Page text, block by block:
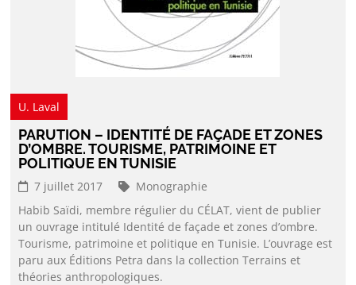
U. Laval
PARUTION – IDENTITÉ DE FAÇADE ET ZONES
D’OMBRE. TOURISME, PATRIMOINE ET
POLITIQUE EN TUNISIE
7 juillet 2017
Monographie
Habib Saïdi, membre régulier du CÉLAT, vient de publier
un ouvrage intitulé Identité de façade et zones d’ombre.
Tourisme, patrimoine et politique en Tunisie. L’ouvrage est
paru aux Éditions Petra dans la collection Terrains et
théories anthropologiques.